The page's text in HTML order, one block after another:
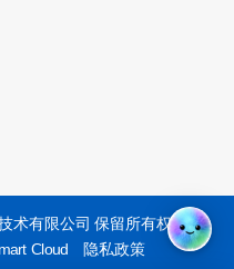
术有限公司 保留所有权利
Cloud 隐私政策